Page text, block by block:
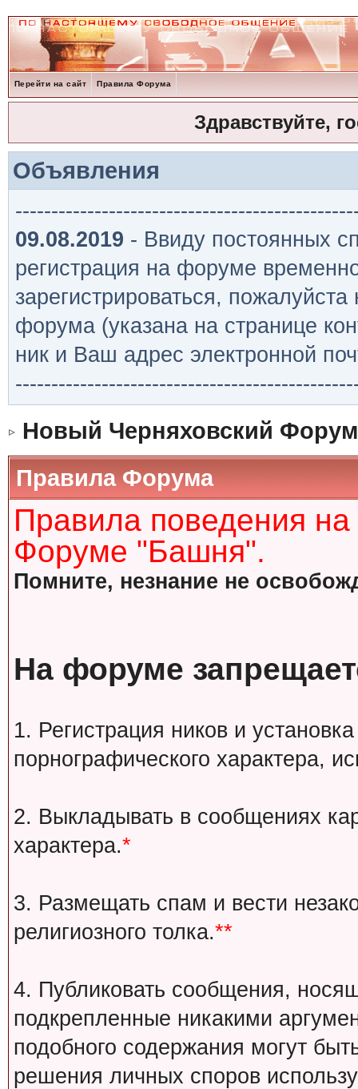
Перейти на сайт Правила Форума
Здравствуйте,
Объявления
09.08.2019 - Ввиду постоянных
регистрация на форуме
зарегистрироваться,
форума (указана на странице
ник и Ваш адрес электронной
Новый Черняховский Форум
Правила Форума
Правила поведения
Форуме "Башня".
Помните, незнание не
На форуме
1. Регистрация ников и
порнографического характера,
2. Выкладывать в сообщениях
характера.*
3. Размещать спам и вести
религиозного толка.**
4. Публиковать сообщения,
подкрепленные никакими
подобного содержания могут
решения личных споров